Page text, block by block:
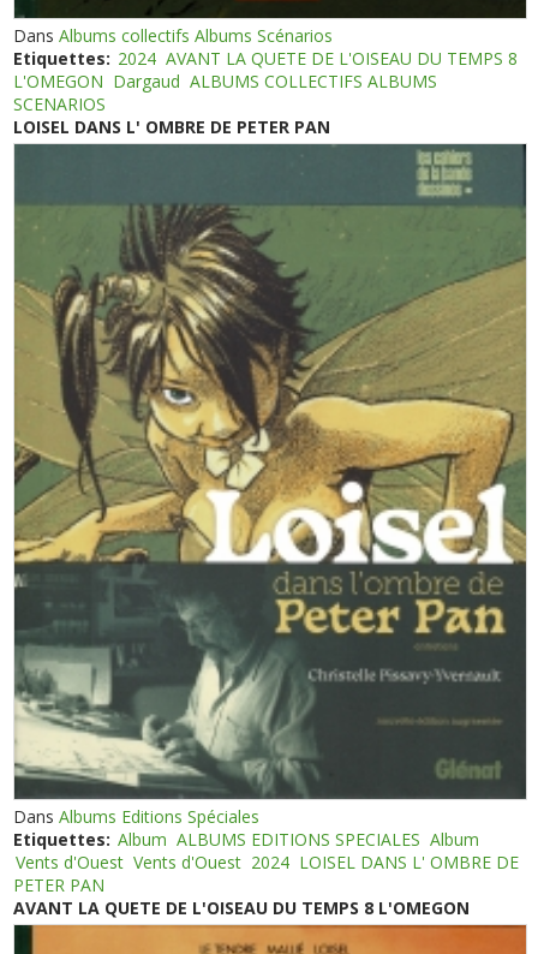
DansAlbums collectifs Albums Scénarios
Etiquettes: 2024 AVANT LA QUETE DE L'OISEAU DU TEMPS 8
L'OMEGON Dargaud ALBUMS COLLECTIFS ALBUMS
SCENARIOS
LOISEL DANS L' OMBRE DE PETER PAN
DansAlbums Editions Spéciales
Etiquettes: Album ALBUMS EDITIONS SPECIALES Album
Vents d'Ouest Vents d'Ouest 2024 LOISEL DANS L' OMBRE DE
PETER PAN
AVANT LA QUETE DE L'OISEAU DU TEMPS 8 L'OMEGON